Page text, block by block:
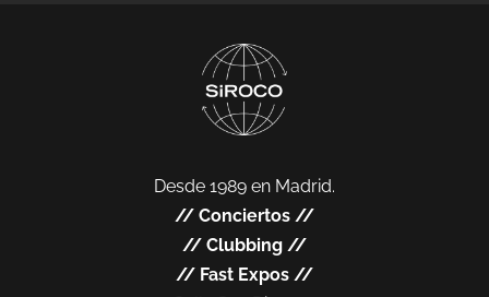
Desde 1989 en Madrid.
// Conciertos //
// Clubbing //
// Fast Expos //